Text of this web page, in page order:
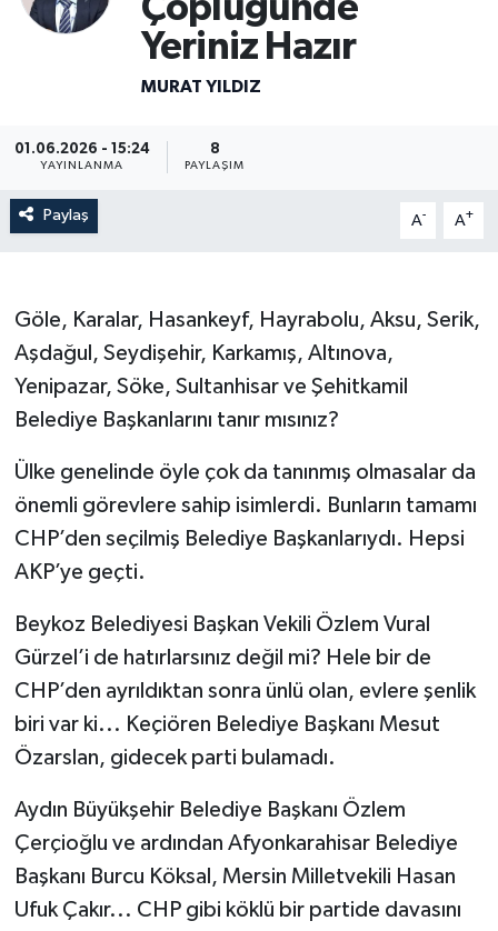
Çöplüğünde
Yeriniz Hazır
MURAT YILDIZ
01.06.2026 - 15:24
YAYINLANMA
8
PAYLAŞIM
Paylaş A- A+
Göle, Karalar, Hasankeyf, Hayrabolu, Aksu, Serik,
Aşdağul, Seydişehir, Karkamış, Altınova,
Yenipazar, Söke, Sultanhisar ve Şehitkamil
Belediye Başkanlarını tanır mısınız?
Ülke genelinde öyle çok da tanınmış olmasalar da
önemli görevlere sahip isimlerdi. Bunların tamamı
CHP’den seçilmiş Belediye Başkanlarıydı. Hepsi
AKP’ye geçti.
Beykoz Belediyesi Başkan Vekili Özlem Vural
Gürzel’i de hatırlarsınız değil mi? Hele bir de
CHP’den ayrıldıktan sonra ünlü olan, evlere şenlik
biri var ki... Keçiören Belediye Başkanı Mesut
Özarslan, gidecek parti bulamadı.
Aydın Büyükşehir Belediye Başkanı Özlem
Çerçioğlu ve ardından Afyonkarahisar Belediye
Başkanı Burcu Köksal, Mersin Milletvekili Hasan
Ufuk Çakır... CHP gibi köklü bir partide davasını
Resmi İlanlar